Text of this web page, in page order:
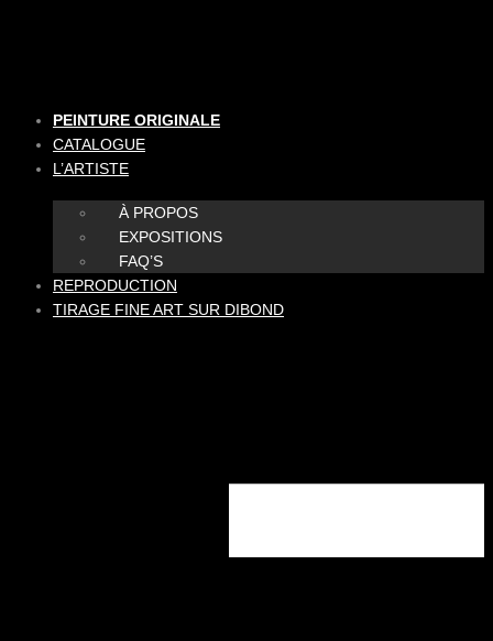
PEINTURE ORIGINALE
CATALOGUE
L’ARTISTE
À PROPOS
EXPOSITIONS
FAQ’S
REPRODUCTION
TIRAGE FINE ART SUR DIBOND